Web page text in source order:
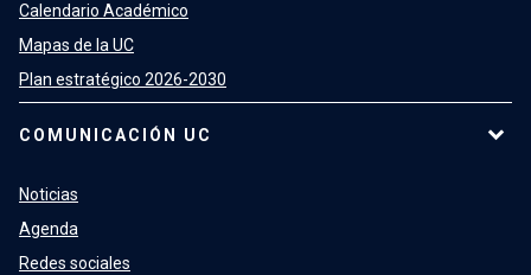
Calendario Académico
Mapas de la UC
Plan estratégico 2026-2030
COMUNICACIÓN UC
Noticias
Agenda
Redes sociales